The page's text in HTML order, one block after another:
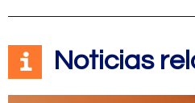
Noticias